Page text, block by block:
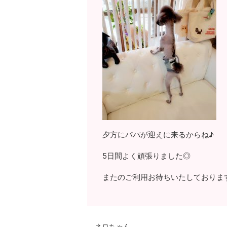
夕方にパパが迎えに来るからね♪
5日間よく頑張りました◎
またのご利用お待ちいたしておりま